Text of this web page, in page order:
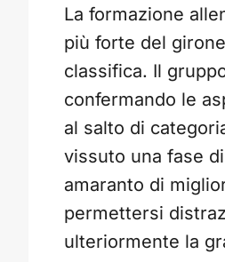
La formazione
più forte del
classifica. Il
confermando le
al salto di
vissuto una fase
amaranto di
permettersi
ulteriormente la